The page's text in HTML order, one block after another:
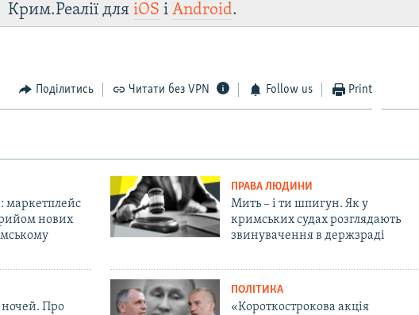
Крим.Реалії дляiOS іAndroid.
Поділитись Читати без VPN Follow us Print
маркетплейс
нових
ПРАВА ЛЮДИНИ
Мить – і ти шпигун. Як у
кримських судах розглядають
звинувачення в держзраді
ночей. Про
ПОЛІТИКА
«Короткострокова акція